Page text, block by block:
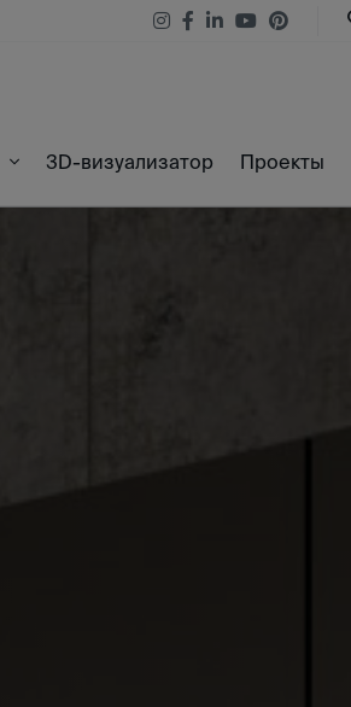
3D-визуализатор Проекты